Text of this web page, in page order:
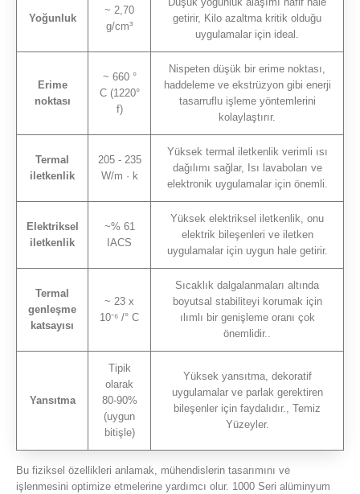
Yoğunluk
~ 2,70
g/cm³
getirir, Kilo azaltma kritik olduğu
uygulamalar için ideal.
Erime
noktası
~ 660 °
C (1220°
f)
Nispeten düşük bir erime noktası,
haddeleme ve ekstrüzyon gibi enerji
tasarruflu işleme yöntemlerini
kolaylaştırır.
Termal
iletkenlik
205 - 235
W/m · k
Yüksek termal iletkenlik verimli ısı
dağılımı sağlar, Isı lavaboları ve
elektronik uygulamalar için önemli.
Elektriksel
iletkenlik
~% 61
IACS
Yüksek elektriksel iletkenlik, onu
elektrik bileşenleri ve iletken
uygulamalar için uygun hale getirir.
Termal
genleşme
katsayısı
~ 23 x
10⁻⁶ /° C
Sıcaklık dalgalanmaları altında
boyutsal stabiliteyi korumak için
ılımlı bir genişleme oranı çok
önemlidir..
Yansıtma
Tipik
olarak
80-90%
(uygun
bitişle)
Yüksek yansıtma, dekoratif
uygulamalar ve parlak gerektiren
bileşenler için faydalıdır., Temiz
Yüzeyler.
Bu fiziksel özellikleri anlamak, mühendislerin tasarımını ve
işlenmesini optimize etmelerine yardımcı olur. 1000 Seri alüminyum